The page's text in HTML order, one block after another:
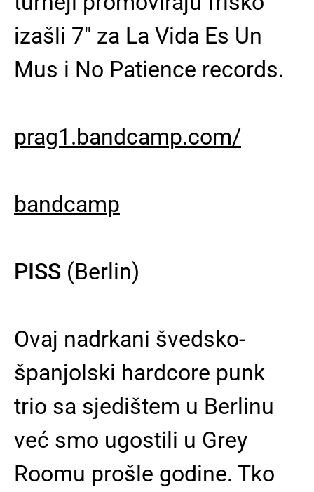
izašli 7" za La Vida Es Un
Mus i No Patience records.
prag1.bandcamp.com/
bandcamp
PISS (Berlin)
Ovaj nadrkani švedsko-
španjolski hardcore punk
trio sa sjedištem u Berlinu
već smo ugostili u Grey
Roomu prošle godine. Tko